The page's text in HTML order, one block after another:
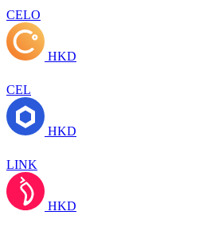
CELO
HKD
CEL
HKD
LINK
HKD